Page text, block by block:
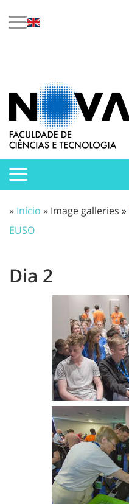
» Início » Image galleries »
EUSO
Dia 2